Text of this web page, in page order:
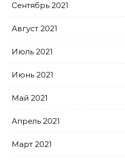
Сентябрь 2021
Август 2021
Июль 2021
Июнь 2021
Май 2021
Апрель 2021
Март 2021